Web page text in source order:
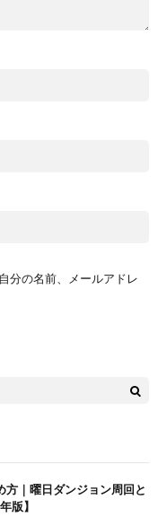
分の名前、メールアドレ
｜曜日ダンジョン周回と
版】